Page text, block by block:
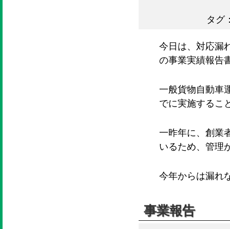
タグ
今日は、対応漏
の事業実績報告
一般貨物自動車
でに実施するこ
一昨年に、創業
いるため、管理
今年からは漏れ
事業報告